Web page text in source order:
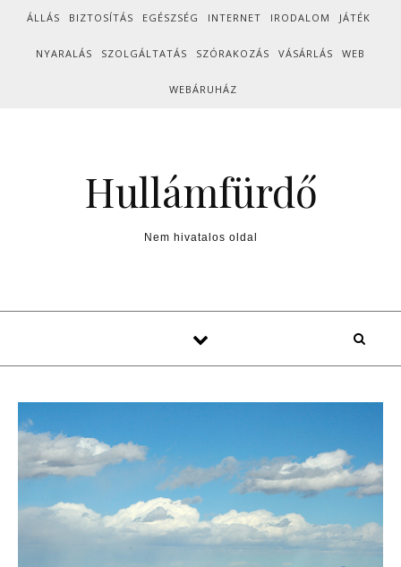
Skip to content
ÁLLÁS BIZTOSÍTÁS EGÉSZSÉG INTERNET IRODALOM JÁTÉK
NYARALÁS SZOLGÁLTATÁS SZÓRAKOZÁS VÁSÁRLÁS WEB
WEBÁRUHÁZ
Hullámfürdő
Nem hivatalos oldal